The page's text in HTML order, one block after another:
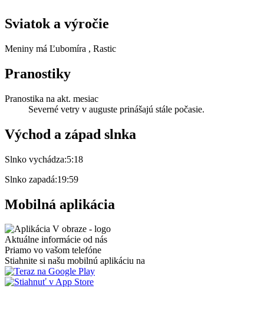
Sviatok a výročie
Meniny má Ľubomíra , Rastic
Pranostiky
Pranostika na akt. mesiac
Severné vetry v auguste prinášajú stále počasie.
Východ a západ slnka
Slnko vychádza:5:18
Slnko zapadá:19:59
Mobilná aplikácia
Aktuálne informácie od nás
Priamo vo vašom telefóne
Stiahnite si našu mobilnú aplikáciu na